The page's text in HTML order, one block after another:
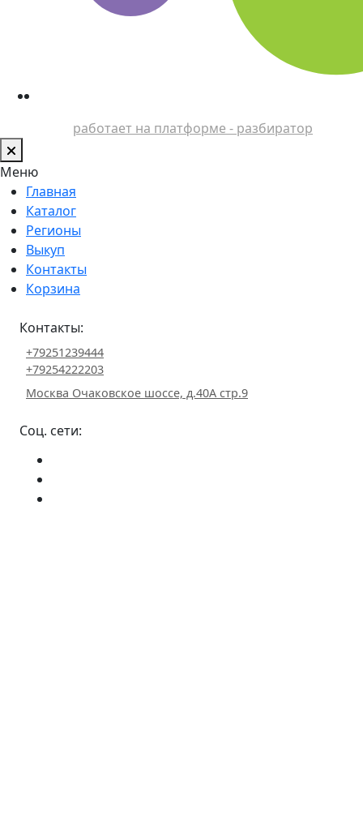
работает на платформе - разбиратор
Меню
Главная
Каталог
Регионы
Выкуп
Контакты
Корзина
Контакты:
+79251239444
+79254222203
Москва Очаковское шоссе, д.40А стр.9
Соц. сети: